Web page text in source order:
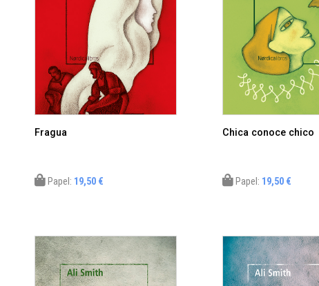
Fragua
Papel: 19,50 €
Chica conoce chico
Papel: 19,50 €